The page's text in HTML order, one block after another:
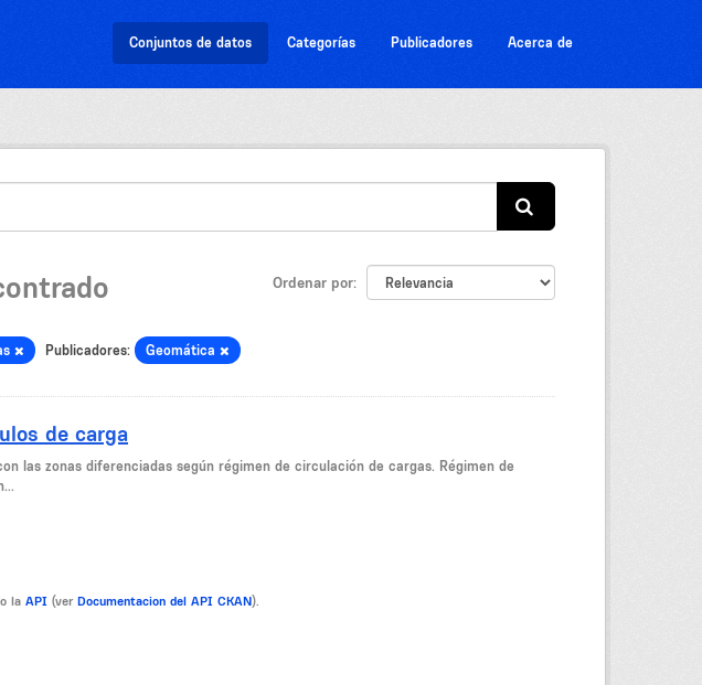
Conjuntos de datos Categorías Publicadores Acerca de
Ordenar por
Publicadores: Geomática
de carga
las zonas diferenciadas según régimen de circulación de cargas. Régimen de
la API (ver Documentacion del API CKAN).